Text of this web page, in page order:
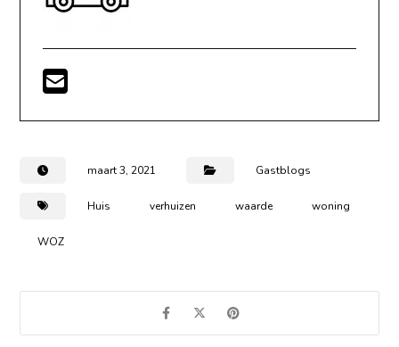
maart 3, 2021 Gastblogs
Huis verhuizen waarde woning
WOZ